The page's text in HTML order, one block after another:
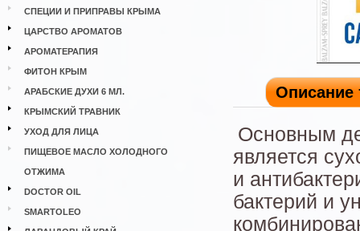
СПЕЦИИ И ПРИПРАВЫ КРЫМА
ЦАРСТВО АРОМАТОВ
АРОМАТЕРАПИЯ
ФИТОН КРЫМ
АРАБСКИЕ ДУХИ 6 МЛ.
КРЫМСКИЙ ТРАВНИК
УХОД ДЛЯ ЛИЦА
ПИЩЕВОЕ МАСЛО ХОЛОДНОГО
ОТЖИМА
DOCTOR OIL
SMARTOLEO
Описание
Основным
является
и
бактерий и